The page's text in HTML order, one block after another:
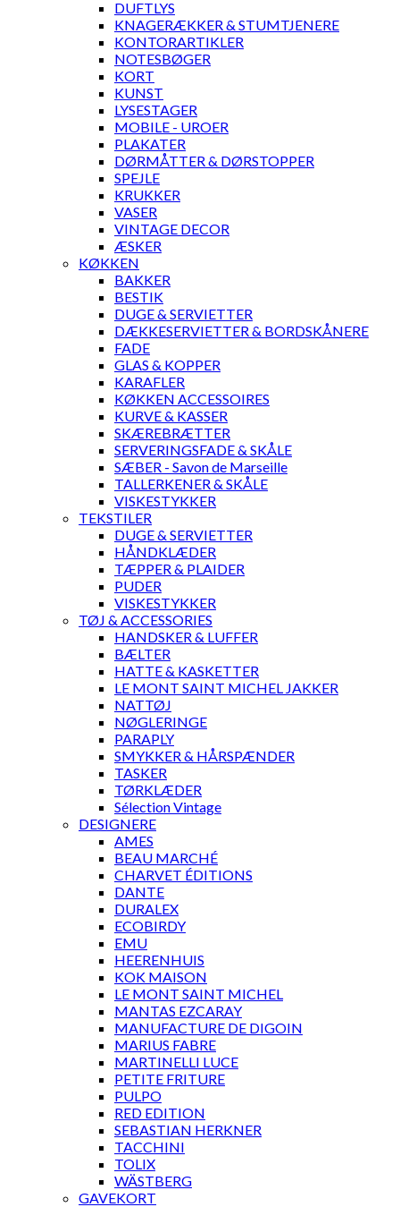
DUFTLYS
KNAGERÆKKER & STUMTJENERE
KONTORARTIKLER
NOTESBØGER
KORT
KUNST
LYSESTAGER
MOBILE - UROER
PLAKATER
DØRMÅTTER & DØRSTOPPER
SPEJLE
KRUKKER
VASER
VINTAGE DECOR
ÆSKER
KØKKEN
BAKKER
BESTIK
DUGE & SERVIETTER
DÆKKESERVIETTER & BORDSKÅNERE
FADE
GLAS & KOPPER
KARAFLER
KØKKEN ACCESSOIRES
KURVE & KASSER
SKÆREBRÆTTER
SERVERINGSFADE & SKÅLE
SÆBER - Savon de Marseille
TALLERKENER & SKÅLE
VISKESTYKKER
TEKSTILER
DUGE & SERVIETTER
HÅNDKLÆDER
TÆPPER & PLAIDER
PUDER
VISKESTYKKER
TØJ & ACCESSORIES
HANDSKER & LUFFER
BÆLTER
HATTE & KASKETTER
LE MONT SAINT MICHEL JAKKER
NATTØJ
NØGLERINGE
PARAPLY
SMYKKER & HÅRSPÆNDER
TASKER
TØRKLÆDER
Sélection Vintage
DESIGNERE
AMES
BEAU MARCHÉ
CHARVET ÉDITIONS
DANTE
DURALEX
ECOBIRDY
EMU
HEERENHUIS
KOK MAISON
LE MONT SAINT MICHEL
MANTAS EZCARAY
MANUFACTURE DE DIGOIN
MARIUS FABRE
MARTINELLI LUCE
PETITE FRITURE
PULPO
RED EDITION
SEBASTIAN HERKNER
TACCHINI
TOLIX
WÄSTBERG
GAVEKORT